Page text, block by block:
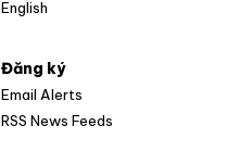
English
Đăng ký
Email Alerts
RSS News Feeds